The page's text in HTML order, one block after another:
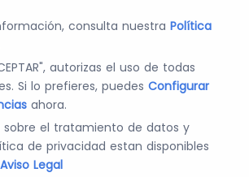
en Farma y
las últimas novedades y
consulta nuestra Política
autorizas el uso de todas
Si lo prefieres, puedes Configurar
ahora.
sobre el tratamiento de datos y
de privacidad estan disponibles
Aviso Legal